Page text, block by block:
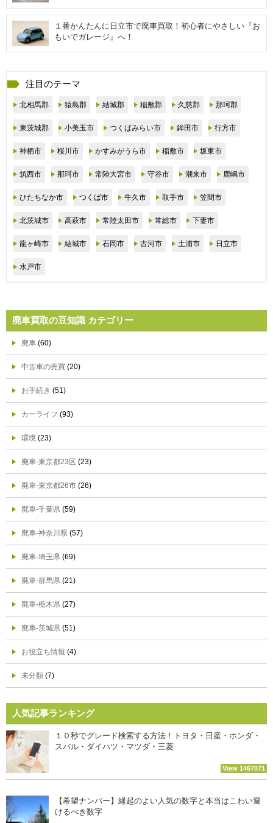
１番かんたんに日立市で廃車買取！初心者にやさしい『お
もいでガレージ』へ！
注目のテーマ
北相馬郡 猿島郡 結城郡 稲敷郡 久慈郡 那珂郡
東茨城郡 小美玉市 つくばみらい市 鉾田市 行方市
神栖市 桜川市 かすみがうら市 稲敷市 坂東市
筑西市 那珂市 常陸大宮市 守谷市 潮来市 鹿嶋市
ひたちなか市 つくば市 牛久市 取手市 笠間市
北茨城市 高萩市 常陸太田市 常総市 下妻市
龍ヶ崎市 結城市 石岡市 古河市 土浦市 日立市
水戸市
廃車買取の豆知識 カテゴリー
廃車 (60)
中古車の売買 (20)
お手続き (51)
カーライフ (93)
環境 (23)
廃車-東京都23区 (23)
廃車-東京都26市 (26)
廃車-千葉県 (59)
廃車-神奈川県 (57)
廃車-埼玉県 (69)
廃車-群馬県 (21)
廃車-栃木県 (27)
廃車-茨城県 (51)
お役立ち情報 (4)
未分類 (7)
人気記事ランキング
１０秒でグレード検索する方法！トヨタ・日産・ホンダ・
スバル・ダイハツ・マツダ・三菱
View 1467071
【希望ナンバー】縁起のよい人気の数字と本当はこわい避
けるべき数字